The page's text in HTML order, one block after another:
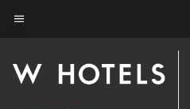
Skip
content